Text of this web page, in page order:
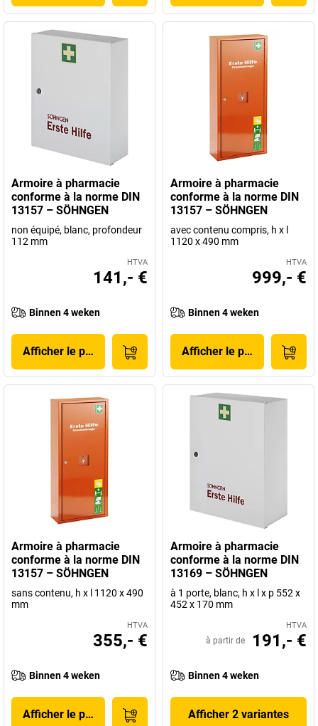
Armoire à pharmacie
conforme à la norme DIN
13157 – SÖHNGEN
non équipé, blanc, profondeur
112 mm
HTVA
141,- €
Binnen 4 weken
Afficher le produit
Armoire à pharmacie
conforme à la norme DIN
13157 – SÖHNGEN
avec contenu compris, h x l
1120 x 490 mm
HTVA
999,- €
Binnen 4 weken
Afficher le produit
Armoire à pharmacie
conforme à la norme DIN
13157 – SÖHNGEN
sans contenu, h x l 1120 x 490
mm
HTVA
355,- €
Binnen 4 weken
Afficher le produit
Armoire à pharmacie
conforme à la norme DIN
13169 – SÖHNGEN
à 1 porte, blanc, h x l x p 552 x
452 x 170 mm
HTVA
à partir de 191,- €
Binnen 4 weken
Afficher 2 variantes